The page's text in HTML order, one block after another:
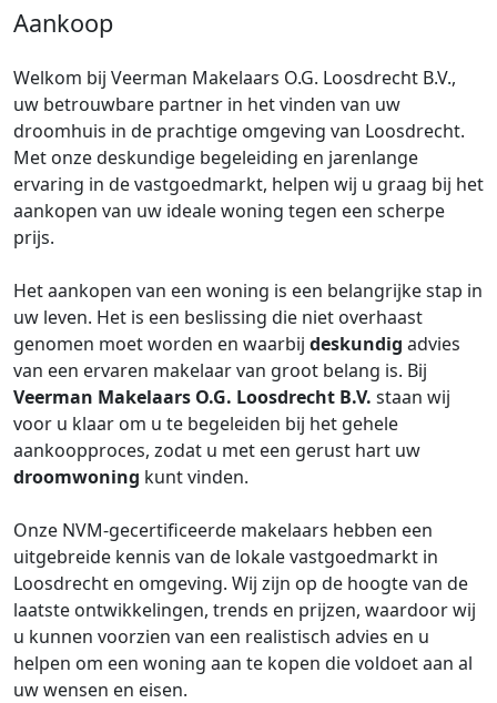
Aankoop
Welkom bij Veerman Makelaars O.G. Loosdrecht B.V.,
uw betrouwbare partner in het vinden van uw
droomhuis in de prachtige omgeving van Loosdrecht.
Met onze deskundige begeleiding en jarenlange
ervaring in de vastgoedmarkt, helpen wij u graag bij het
aankopen van uw ideale woning tegen een scherpe
prijs.
Het aankopen van een woning is een belangrijke stap in
uw leven. Het is een beslissing die niet overhaast
genomen moet worden en waarbij deskundig advies
van een ervaren makelaar van groot belang is. Bij
Veerman Makelaars O.G. Loosdrecht B.V. staan wij
voor u klaar om u te begeleiden bij het gehele
aankoopproces, zodat u met een gerust hart uw
droomwoning kunt vinden.
Onze NVM-gecertificeerde makelaars hebben een
uitgebreide kennis van de lokale vastgoedmarkt in
Loosdrecht en omgeving. Wij zijn op de hoogte van de
laatste ontwikkelingen, trends en prijzen, waardoor wij
u kunnen voorzien van een realistisch advies en u
helpen om een woning aan te kopen die voldoet aan al
uw wensen en eisen.